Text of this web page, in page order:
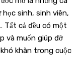
sinh, sinh viên,
Tất cả đều có một
và muốn giúp đỡ
khăn trong cuộc